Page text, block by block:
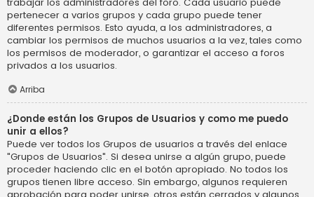
pertenecer a varios grupos y cada grupo puede tener
diferentes permisos. Esto ayuda, a los administradores, a
cambiar los permisos de muchos usuarios a la vez, tales como
los permisos de moderador, o garantizar el acceso a foros
privados a los usuarios.
Arriba
¿Donde están los Grupos de Usuarios y como me puedo
unir a ellos?
Puede ver todos los Grupos de usuarios a través del enlace
"Grupos de Usuarios". Si desea unirse a algún grupo, puede
proceder haciendo clic en el botón apropiado. No todos los
grupos tienen libre acceso. Sin embargo, algunos requieren